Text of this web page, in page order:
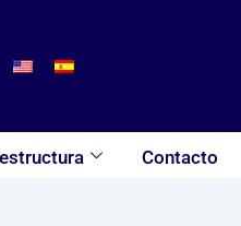
Contacto